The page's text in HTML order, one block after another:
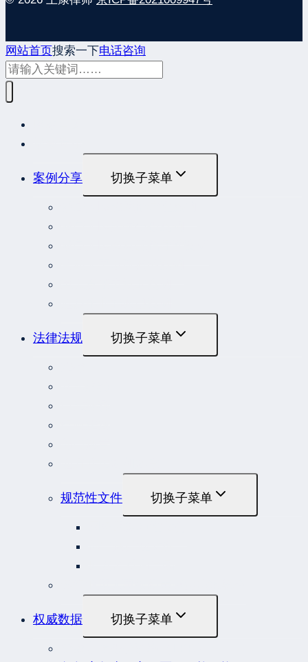
网站首页搜索一下电话咨询
案例分享 切换子菜单
法律法规 切换子菜单
规范性文件 切换子菜单
权威数据 切换子菜单